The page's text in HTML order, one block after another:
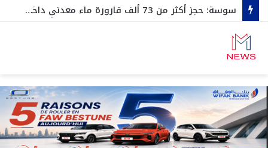
سوسة: حجز أكثر من 73 ألف قارورة ماء معدني داخل مخزن عشوائي